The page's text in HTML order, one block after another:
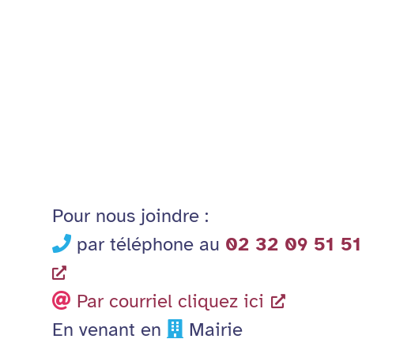
Pour nous joindre :
par téléphone au 02 32 09 51 51
Par courriel cliquez ici
En venant en
Mairie